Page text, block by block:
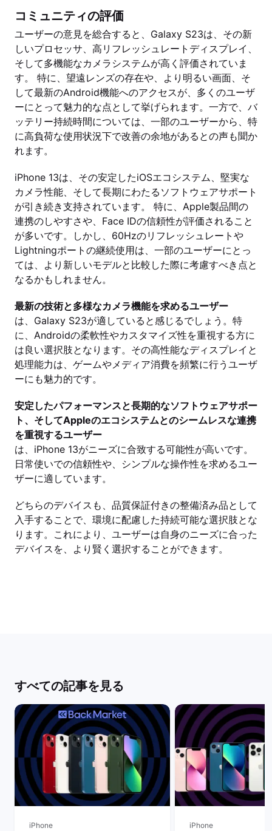
コミュニティの評価
ユーザーの意見を総合すると、Galaxy S23は、その新
しいプロセッサ、高リフレッシュレートディスプレイ、
そして多機能なカメラシステムが高く評価されていま
す。 特に、望遠レンズの存在や、より明るい画面、そ
して最新のAndroid機能へのアクセスが、多くのユーザ
ーにとって魅力的な点として挙げられます。一方で、バ
ッテリー持続時間については、一部のユーザーから、特
に高負荷な使用状況下で改善の余地があるとの声も聞か
れます。
iPhone 13は、その安定したiOSエコシステム、堅実な
カメラ性能、そして長期にわたるソフトウェアサポート
が引き続き支持されています。 特に、Apple製品間の
連携のしやすさや、Face IDの信頼性が評価されること
が多いです。しかし、60Hzのリフレッシュレートや
Lightningポートの継続使用は、一部のユーザーにとっ
ては、より新しいモデルと比較した際に考慮すべき点と
なるかもしれません。
最新の技術と多様なカメラ機能を求めるユーザー
は、Galaxy S23が適していると感じるでしょう。特
に、Androidの柔軟性やカスタマイズ性を重視する方に
は良い選択肢となります。その高性能なディスプレイと
処理能力は、ゲームやメディア消費を頻繁に行うユーザ
ーにも魅力的です。
安定したパフォーマンスと長期的なソフトウェアサポー
ト、そしてAppleのエコシステムとのシームレスな連携
を重視するユーザー
は、iPhone 13がニーズに合致する可能性が高いです。
日常使いでの信頼性や、シンプルな操作性を求めるユー
ザーに適しています。
どちらのデバイスも、品質保証付きの整備済み品として
入手することで、環境に配慮した持続可能な選択肢とな
ります。これにより、ユーザーは自身のニーズに合った
デバイスを、より賢く選択することができます。
すべての記事を見る
iPhone iPhone